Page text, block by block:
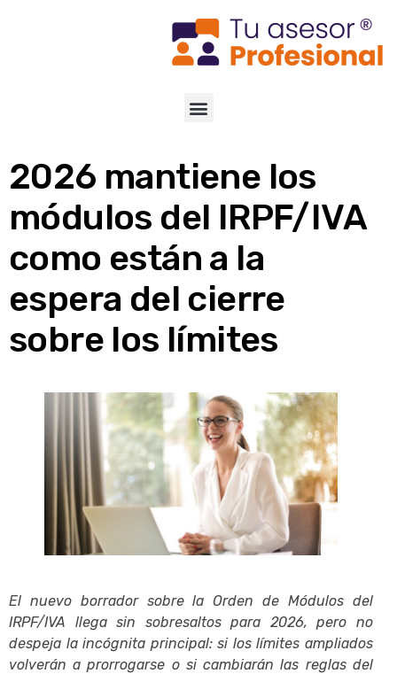
2026 mantiene los
módulos del IRPF/IVA
como están a la
espera del cierre
sobre los límites
El nuevo borrador sobre la Orden de Módulos del
IRPF/IVA llega sin sobresaltos para 2026, pero no
despeja la incógnita principal: si los límites ampliados
volverán a prorrogarse o si cambiarán las reglas del